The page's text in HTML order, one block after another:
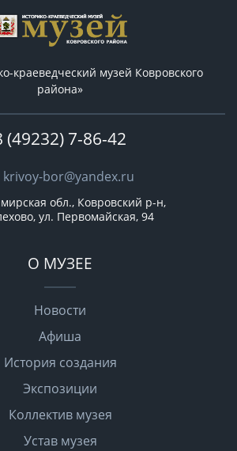
краеведческий музей Ковровского
района»
(49232) 7-86-42
krivoy-bor@yandex.ru
обл., Ковровский р-н,
ул. Первомайская, 94
О МУЗЕЕ
Новости
Афиша
История создания
Экспозиции
Коллектив музея
Устав музея